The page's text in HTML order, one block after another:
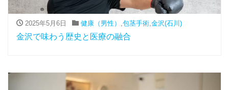
2025年5月6日 健康（男性） 包茎手術, 金沢(石川)
金沢で味わう歴史と医療の融合